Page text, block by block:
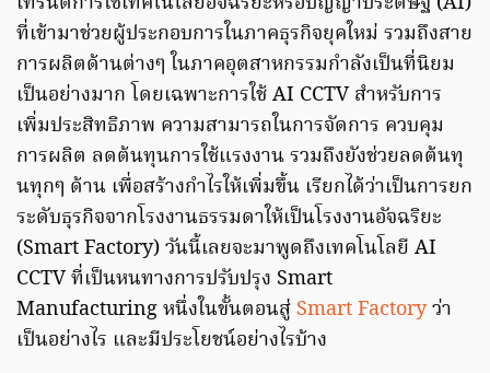
ที่เข้ามาช่วยผู้ประกอบการในภาคธุรกิจยุคใหม่ รวมถึงสาย
การผลิตด้านต่างๆ ในภาคอุตสาหกรรมกำลังเป็นที่นิยม
เป็นอย่างมาก โดยเฉพาะการใช้ AI CCTV สำหรับการ
เพิ่มประสิทธิภาพ ความสามารถในการจัดการ ควบคุม
การผลิต ลดต้นทุนการใช้แรงงาน รวมถึงยังช่วยลดต้นทุ
นทุกๆ ด้าน เพื่อสร้างกำไรให้เพิ่มขึ้น เรียกได้ว่าเป็นการยก
ระดับธุรกิจจากโรงงานธรรมดาให้เป็นโรงงานอัจฉริยะ
(Smart Factory) วันนี้เลยจะมาพูดถึงเทคโนโลยี AI
CCTV ที่เป็นหนทางการปรับปรุง Smart
Manufacturing หนึ่งในขั้นตอนสู่ Smart Factoryว่า
เป็นอย่างไร และมีประโยชน์อย่างไรบ้าง